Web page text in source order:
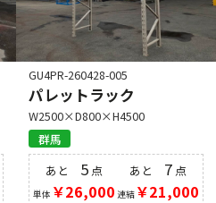
GU4PR-260428-005
パレットラック
W2500×D800×H4500
群馬
あと 5 点
単体 ￥26,000
あと 7点
連結￥21,000